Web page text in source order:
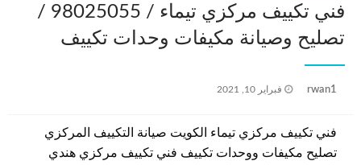
فني تكييف مركزي تيماء / 98025055 /
تصليح وصيانة مكيفات وحدات تكييف
rwan1
نُشر
فبراير 10, 2021
فني تكييف مركزي تيماء الكويت صيانة التكييف المركزي
تصليح مكيفات ووحدات تكييف فني تكييف مركزي هندي